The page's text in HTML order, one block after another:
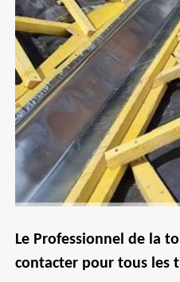
Le Professionnel de la
contacter pour tous les